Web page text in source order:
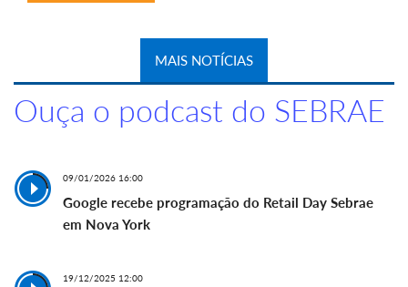
MAIS NOTÍCIAS
Ouça o podcast do SEBRAE
09/01/2026 16:00
Google recebe programação do Retail Day Sebrae
em Nova York
19/12/2025 12:00